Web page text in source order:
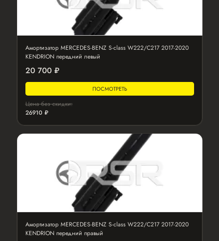
Амортизатор MERCEDES-BENZ S-class W222/C217 2017-2020
KENDRION передний левый
20 700 ₽
ПОСМОТРЕТЬ
Цена без скидки:
26910 ₽
Амортизатор MERCEDES-BENZ S-class W222/C217 2017-2020
KENDRION передний правый